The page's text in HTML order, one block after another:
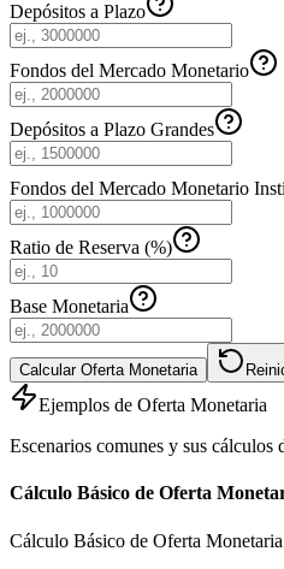
Depósitos a Plazo
Fondos del Mercado Monetario
Depósitos a Plazo Grandes
Fondos del Mercado Monetario
Ratio de Reserva (%)
Base Monetaria
Calcular Oferta Monetaria
Ejemplos de Oferta Monetaria
Escenarios comunes y sus cálculos
Cálculo Básico de Oferta
Cálculo Básico de Oferta Monetaria